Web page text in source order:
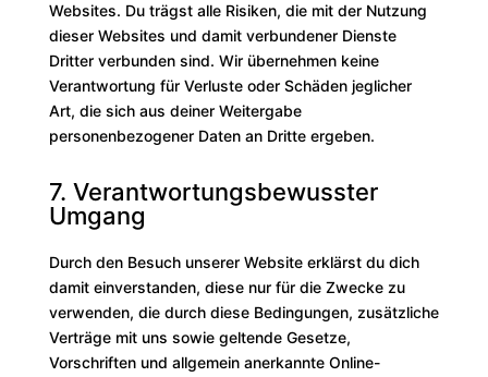
Websites. Du trägst alle Risiken, die mit der Nutzung
dieser Websites und damit verbundener Dienste
Dritter verbunden sind. Wir übernehmen keine
Verantwortung für Verluste oder Schäden jeglicher
Art, die sich aus deiner Weitergabe
personenbezogener Daten an Dritte ergeben.
7. Verantwortungsbewusster
Umgang
Durch den Besuch unserer Website erklärst du dich
damit einverstanden, diese nur für die Zwecke zu
verwenden, die durch diese Bedingungen, zusätzliche
Verträge mit uns sowie geltende Gesetze,
Vorschriften und allgemein anerkannte Online-